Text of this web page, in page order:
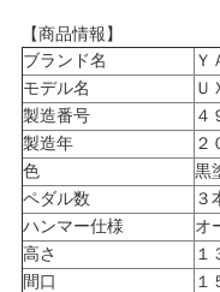
【商品情報】
ブランド名
Ｙ
モデル名
Ｕ
製造番号
４
製造年
２
色
黒
ペダル数
３
ハンマー仕様
オ
高さ
１
間口
１